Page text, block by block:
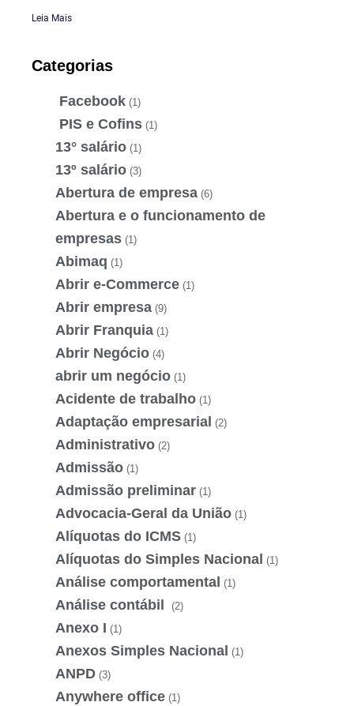
Leia Mais
Categorias
Facebook (1)
PIS e Cofins (1)
13° salário (1)
13º salário (3)
Abertura de empresa (6)
Abertura e o funcionamento de
empresas (1)
Abimaq (1)
Abrir e-Commerce (1)
Abrir empresa (9)
Abrir Franquia (1)
Abrir Negócio (4)
abrir um negócio (1)
Acidente de trabalho (1)
Adaptação empresarial (2)
Administrativo (2)
Admissão (1)
Admissão preliminar (1)
Advocacia-Geral da União (1)
Alíquotas do ICMS (1)
Alíquotas do Simples Nacional (1)
Análise comportamental (1)
Análise contábil (2)
Anexo I (1)
Anexos Simples Nacional (1)
ANPD (3)
Anywhere office (1)